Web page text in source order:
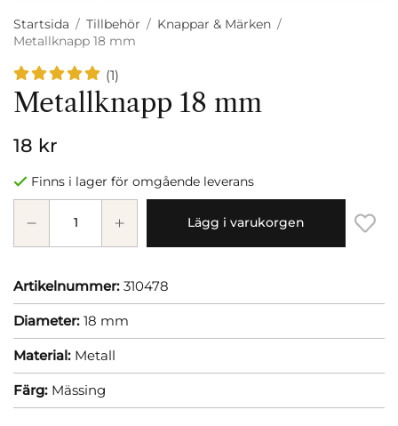
Startsida / Tillbehör / Knappar & Märken /
Metallknapp 18 mm
(1)
Metallknapp 18 mm
18 kr
Finns i lager för omgående leverans
Lägg i varukorgen
Artikelnummer: 310478
Diameter: 18 mm
Material: Metall
Färg: Mässing